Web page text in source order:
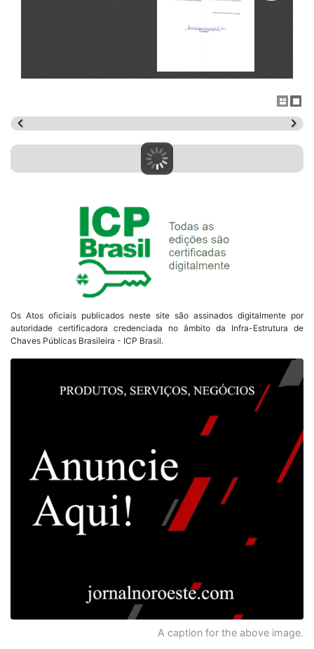
Os Atos oficiais publicados neste site são assinados digitalmente por
autoridade certificadora credenciada no âmbito da Infra-Estrutura de
Chaves Públicas Brasileira - ICP Brasil.
A caption for the above image.